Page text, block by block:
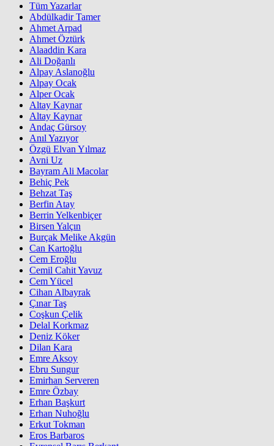
Tüm Yazarlar
Abdülkadir Tamer
Ahmet Arpad
Ahmet Öztürk
Alaaddin Kara
Ali Doğanlı
Alpay Aslanoğlu
Alpay Ocak
Alper Ocak
Altay Kaynar
Altay Kaynar
Andaç Gürsoy
Anıl Yazıyor
Özgü Elvan Yılmaz
Avni Uz
Bayram Ali Macolar
Behiç Pek
Behzat Taş
Berfin Atay
Berrin Yelkenbiçer
Birsen Yalçın
Burçak Melike Akgün
Can Kartoğlu
Cem Eroğlu
Cemil Cahit Yavuz
Cem Yücel
Cihan Albayrak
Çınar Taş
Coşkun Çelik
Delal Korkmaz
Deniz Köker
Dilan Kara
Emre Aksoy
Ebru Sungur
Emirhan Serveren
Emre Özbay
Erhan Başkurt
Erhan Nuhoğlu
Erkut Tokman
Eros Barbaros